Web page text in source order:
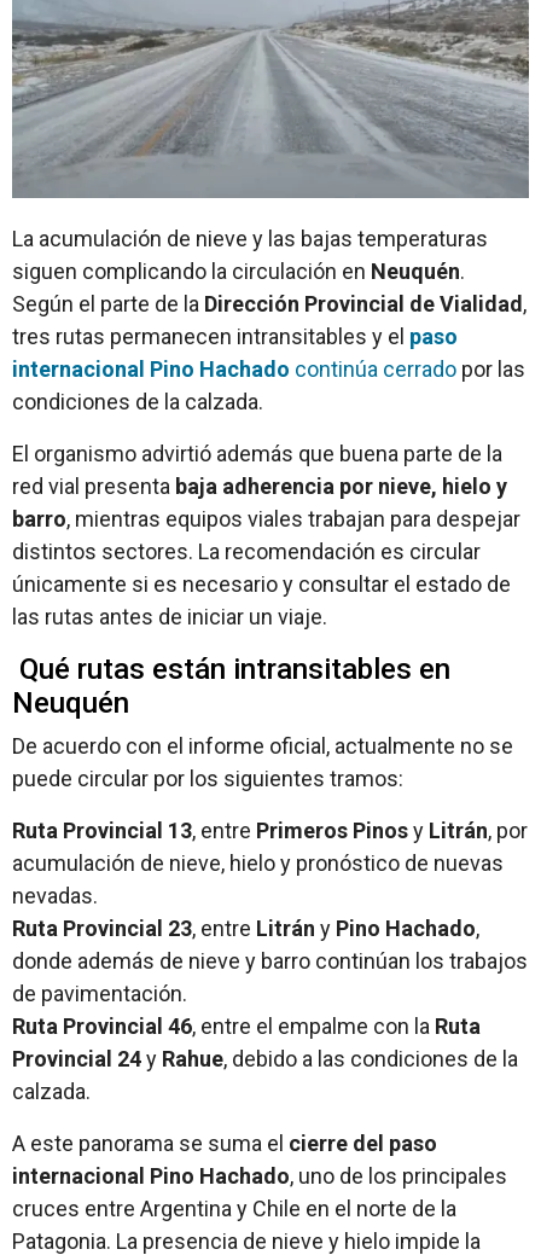
La acumulación de nieve y las bajas temperaturas
siguen complicando la circulación en Neuquén.
Según el parte de la Dirección Provincial de Vialidad ,
tres rutas permanecen intransitables y el paso
internacional Pino Hachado continúa cerrado por las
condiciones de la calzada.
El organismo advirtió además que buena parte de la
red vial presenta baja adherencia por nieve, hielo y
barro, mientras equipos viales trabajan para despejar
distintos sectores. La recomendación es circular
únicamente si es necesario y consultar el estado de
las rutas antes de iniciar un viaje.
Qué rutas están intransitables en
Neuquén
De acuerdo con el informe oficial, actualmente no se
puede circular por los siguientes tramos:
Ruta Provincial 13, entre Primeros Pinosy Litrán, por
acumulación de nieve, hielo y pronóstico de nuevas
nevadas.
Ruta Provincial 23, entre Litrán y Pino Hachado,
donde además de nieve y barro continúan los trabajos
de pavimentación.
Ruta Provincial 46, entre el empalme con la Ruta
Provincial 24y Rahue, debido a las condiciones de la
calzada.
A este panorama se suma el cierre del paso
internacional Pino Hachado, uno de los principales
cruces entre Argentina y Chile en el norte de la
Patagonia. La presencia de nieve y hielo impide la